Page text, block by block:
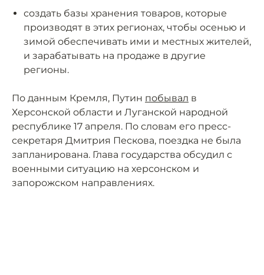
создать базы хранения товаров, которые
производят в этих регионах, чтобы осенью и
зимой обеспечивать ими и местных жителей,
и зарабатывать на продаже в другие
регионы.
По данным Кремля, Путин побывал в
Херсонской области и Луганской народной
республике 17 апреля. По словам его пресс-
секретаря Дмитрия Пескова, поездка не была
запланирована. Глава государства обсудил с
военными ситуацию на херсонском и
запорожском направлениях.